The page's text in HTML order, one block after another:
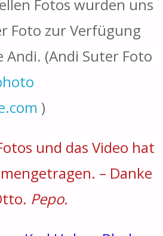
Fotos wurden uns
Foto zur Verfügung
Andi. (Andi Suter Foto
)
und das Video hat
– Danke
Pepo.